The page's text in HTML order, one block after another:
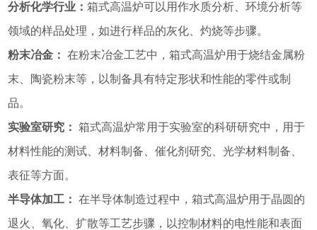
分析化学行业：箱式高温炉可以用作水质分析、环境分析等
领域的样品处理，如进行样品的灰化、灼烧等步骤。
粉末冶金： 在粉末冶金工艺中，箱式高温炉用于烧结金属粉
末、陶瓷粉末等，以制备具有特定形状和性能的零件或制
品。
实验室研究： 箱式高温炉常用于实验室的科研研究中，用于
材料性能的测试、材料制备、催化剂研究、光学材料制备、
表征等方面。
半导体加工： 在半导体制造过程中，箱式高温炉用于晶圆的
退火、氧化、扩散等工艺步骤，以控制材料的电性能和表面